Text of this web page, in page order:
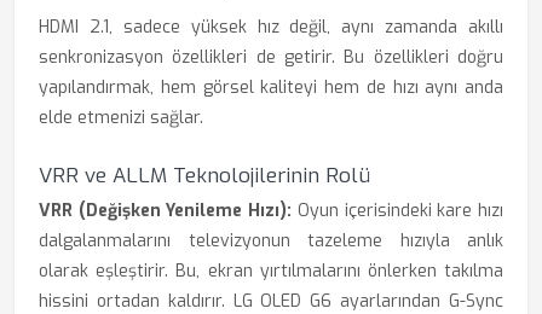
HDMI 2.1, sadece yüksek hız değil, aynı zamanda akıllı
senkronizasyon özellikleri de getirir. Bu özellikleri doğru
yapılandırmak, hem görsel kaliteyi hem de hızı aynı anda
elde etmenizi sağlar.
VRR ve ALLM Teknolojilerinin Rolü
VRR (Değişken Yenileme Hızı): Oyun içerisindeki kare hızı
dalgalanmalarını televizyonun tazeleme hızıyla anlık
olarak eşleştirir. Bu, ekran yırtılmalarını önlerken takılma
hissini ortadan kaldırır. LG OLED G6 ayarlarından G-Sync